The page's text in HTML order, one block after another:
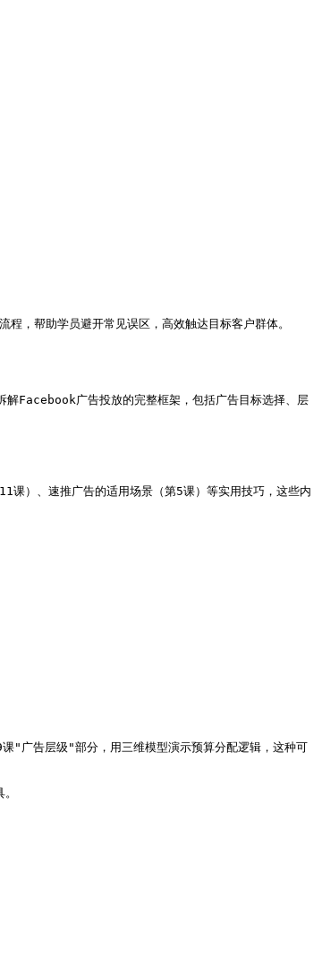
程，帮助学员避开常见误区，高效触达目标客户群体。
解Facebook广告投放的完整框架，包括广告目标选择、层
课）、速推广告的适用场景（第5课）等实用技巧，这些内
"广告层级"部分，用三维模型演示预算分配逻辑，这种可